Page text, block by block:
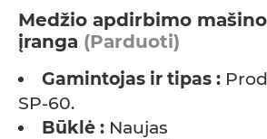
Medžio apdirbimo
įranga (Parduoti)
Gamintojas ir tipas :
SP-60.
Būklė : Naujas